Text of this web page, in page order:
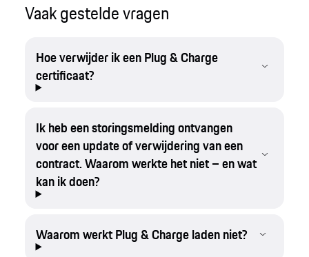
Vaak gestelde vragen
Hoe verwijder ik een Plug & Charge
certificaat?
Ik heb een storingsmelding ontvangen
voor een update of verwijdering van een
contract. Waarom werkte het niet – en wat
kan ik doen?
Waarom werkt Plug & Charge laden niet?